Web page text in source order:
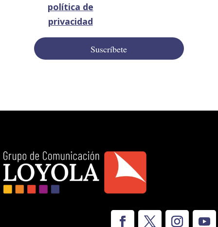
política de
privacidad
Suscríbete